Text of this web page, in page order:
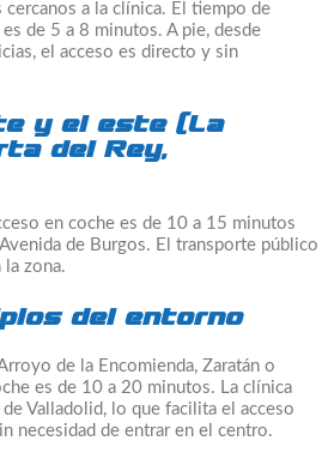
cercanos a la clínica. El tiempo de
de 5 a 8 minutos. A pie, desde
el acceso es directo y sin
y el este (La
del Rey,
en coche es de 10 a 15 minutos
de Burgos. El transporte público
zona.
del entorno
de la Encomienda, Zaratán o
es de 10 a 20 minutos. La clínica
Valladolid, lo que facilita el acceso
necesidad de entrar en el centro.